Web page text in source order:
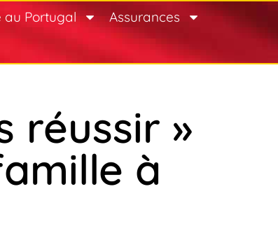
au Portugal
Assurances
réussir »
à